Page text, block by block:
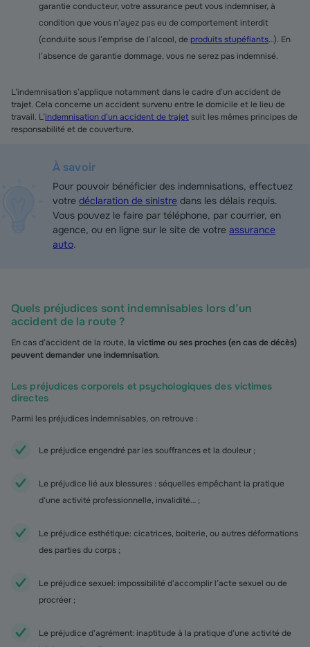
garantie conducteur, votre assurance peut vous indemniser, à
condition que vous n’ayez pas eu de comportement interdit
(conduite sous l’emprise de l’alcool, de produits stupéfiants…). En
l’absence de garantie dommage, vous ne serez pas indemnisé.
L’indemnisation s’applique notamment dans le cadre d’un accident de
trajet. Cela concerne un accident survenu entre le domicile et le lieu de
travail. L’indemnisation d’un accident de trajetsuit les mêmes principes de
responsabilité et de couverture.
À savoir
Pour pouvoir bénéficier des indemnisations, effectuez
votre déclaration de sinistre dans les délais requis.
Vous pouvez le faire par téléphone, par courrier, en
agence, ou en ligne sur le site de votre assurance
auto.
Quels préjudices sont indemnisables lors d’un
accident de la route ?
En cas d’accident de la route, la victime ou ses proches (en cas de décès)
peuvent demander une indemnisation.
Les préjudices corporels et psychologiques des victimes
directes
Parmi les préjudices indemnisables, on retrouve :
Le préjudice engendré par les souffrances et la douleur ;
Le préjudice lié aux blessures : séquelles empêchant la pratique
d’une activité professionnelle, invalidité… ;
Le préjudice esthétique: cicatrices, boiterie, ou autres déformations
des parties du corps ;
Le préjudice sexuel: impossibilité d’accomplir l’acte sexuel ou de
procréer ;
Le préjudice d’agrément: inaptitude à la pratique d’une activité de